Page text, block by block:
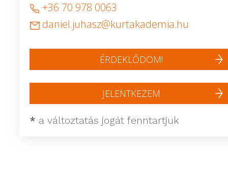
+36 70 978 0063
daniel.juhasz@kurtakademia.hu
ÉRDEKLŐDÖM!
JELENTKEZEM
* a változtatás jogát fenntartjuk